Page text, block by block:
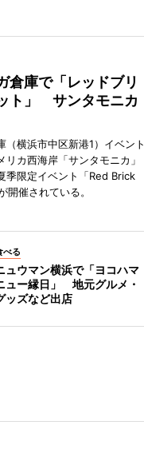
倉庫で「レッドブリ
ト」 サンタモニカ
（横浜市中区新港1）イベント
リカ西海岸「サンタモニカ」
季限定イベント「Red Brick
催されている。
べる
ュウマン横浜で「ヨコハマ
ュー縁日」 地元グルメ・
ッズなど出店